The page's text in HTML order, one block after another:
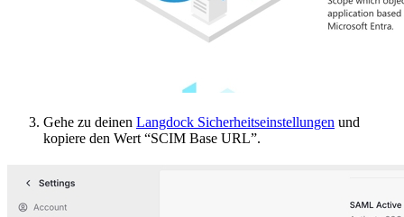
Gehe zu deinen Langdock Sicherheitseinstellungen und
kopiere den Wert “SCIM Base URL”.